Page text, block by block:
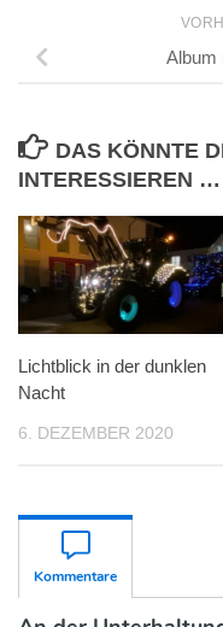
Album
DAS KÖNNTE
INTERESSIEREN …
Lichtblick in der dunklen
Nacht
6. DEZEMBER 2020